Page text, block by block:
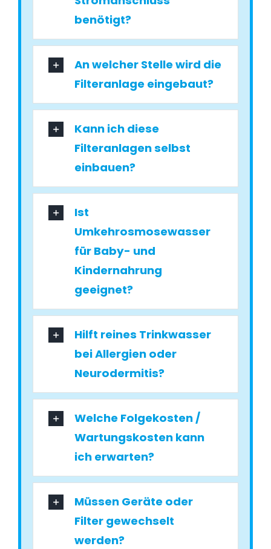
benötigt?
An welcher Stelle wird die
Filteranlage eingebaut?
Kann ich diese
Filteranlagen selbst
einbauen?
Ist
Umkehrosmosewasser
für Baby- und
Kindernahrung
geeignet?
Hilft reines Trinkwasser
bei Allergien oder
Neurodermitis?
Welche Folgekosten /
Wartungskosten kann
ich erwarten?
Müssen Geräte oder
Filter gewechselt
werden?